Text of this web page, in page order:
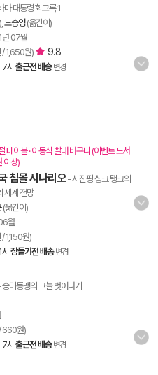
마 대통령 회고록 1
노승영(옮긴이)
07월
/ 1,650원) 9.8
7시 출근전 배송 변경
테이블 · 이동식 빨래 바구니 (이벤트 도서
이상)
침몰 시나리오- 시진핑 싱크 탱크의
세계 전망
(옮긴이)
월
1,150원)
잠들기전 배송 변경
숭미동맹의 그늘 벗어나기
660원)
7시 출근전 배송 변경